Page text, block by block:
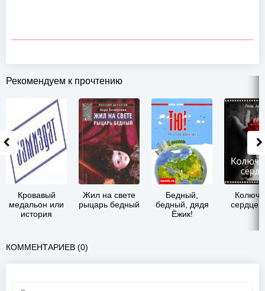
Рекомендуем к прочтению
Кровавый
медальон или
история
Жил на свете
рыцарь бедный
Бедный,
бедный, дядя
Ёжик!
сердце
КОММЕНТАРИЕВ (0)